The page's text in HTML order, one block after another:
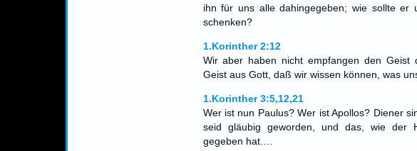
ihn für uns alle dahingegeben; wie sollte er
schenken?
1.Korinther 2:12
Wir aber haben nicht empfangen den Geist
Geist aus Gott, daß wir wissen können, was
1.Korinther 3:5,12,21
Wer ist nun Paulus? Wer ist Apollos? Diener
seid gläubig geworden, und das, wie der
gegeben hat.…